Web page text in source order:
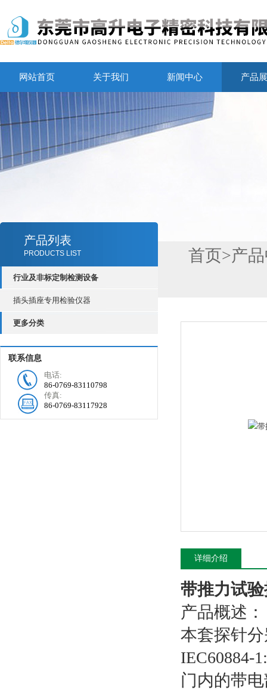
网站首页 关于我们 新闻中心 产品
产品列表
PRODUCTS LIST
行业及非标定制检测设备
插头插座专用检验仪器
更多分类
联系信息
电话:
86-0769-83110798
传真:
86-0769-83117928
首页>产
详细介绍
带推力试
产品概述：
本套探针分
IEC60884-
门内的带